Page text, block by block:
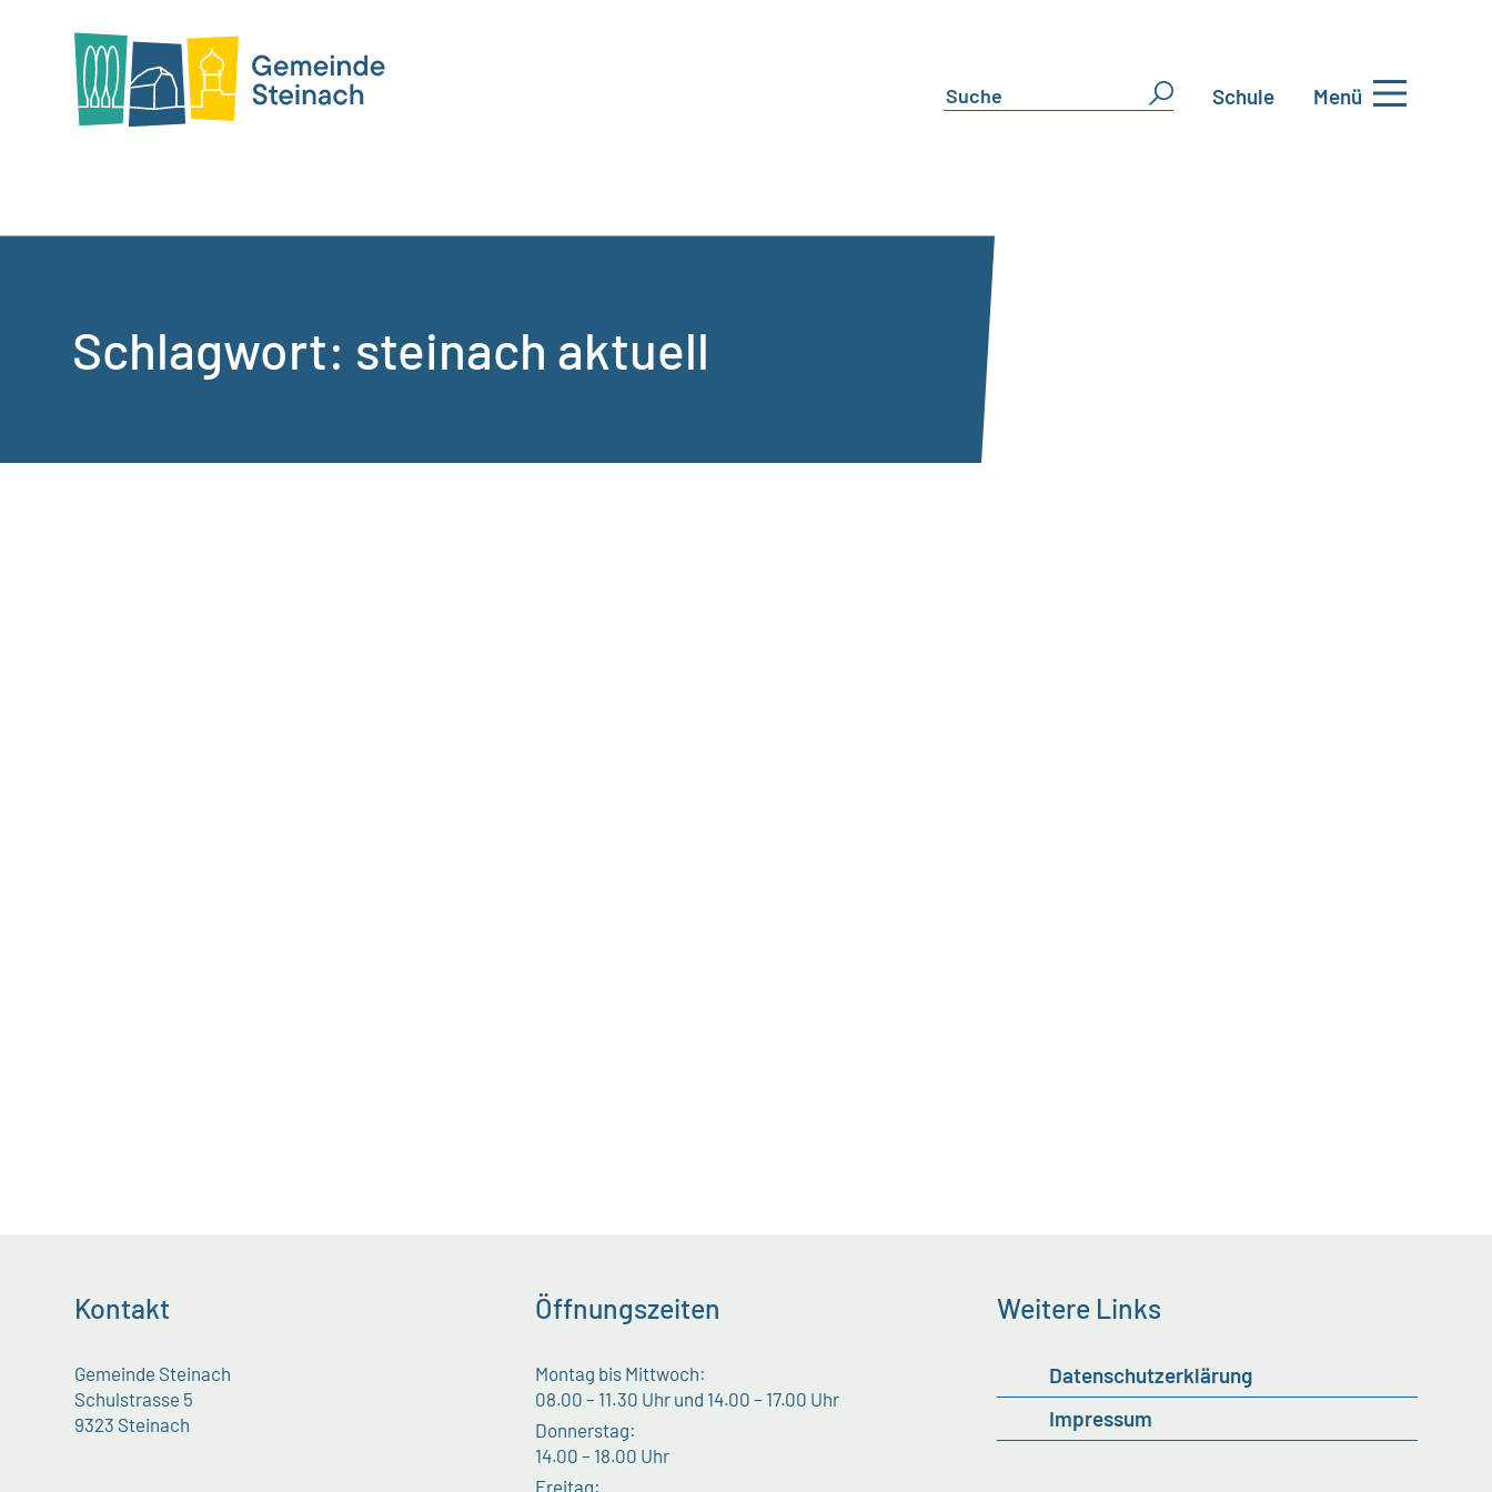
Schule Menü
Schlagwort: steinach aktuell
Kontakt
Gemeinde Steinach
Schulstrasse 5
9323 Steinach
Öffnungszeiten
Montag bis Mittwoch:
08.00 – 11.30 Uhr und 14.00 – 17.00 Uhr
Donnerstag:
14.00 – 18.00 Uhr
Freitag:
Weitere Links
Datenschutzerklärung
Impressum